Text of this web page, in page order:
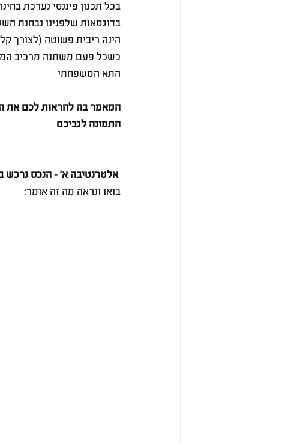
בכל תכנון פיננסי נערכת
הינה ריבית פשוטה (לצורך
כשכל פעם משתנה מרכיב
התא המשפחתי
התמונה לגביכם
אלטרנטיבה א' - הנכס נרכש ב 100% מימון זר (כלומר
בואו ונראה מה זה אומר: